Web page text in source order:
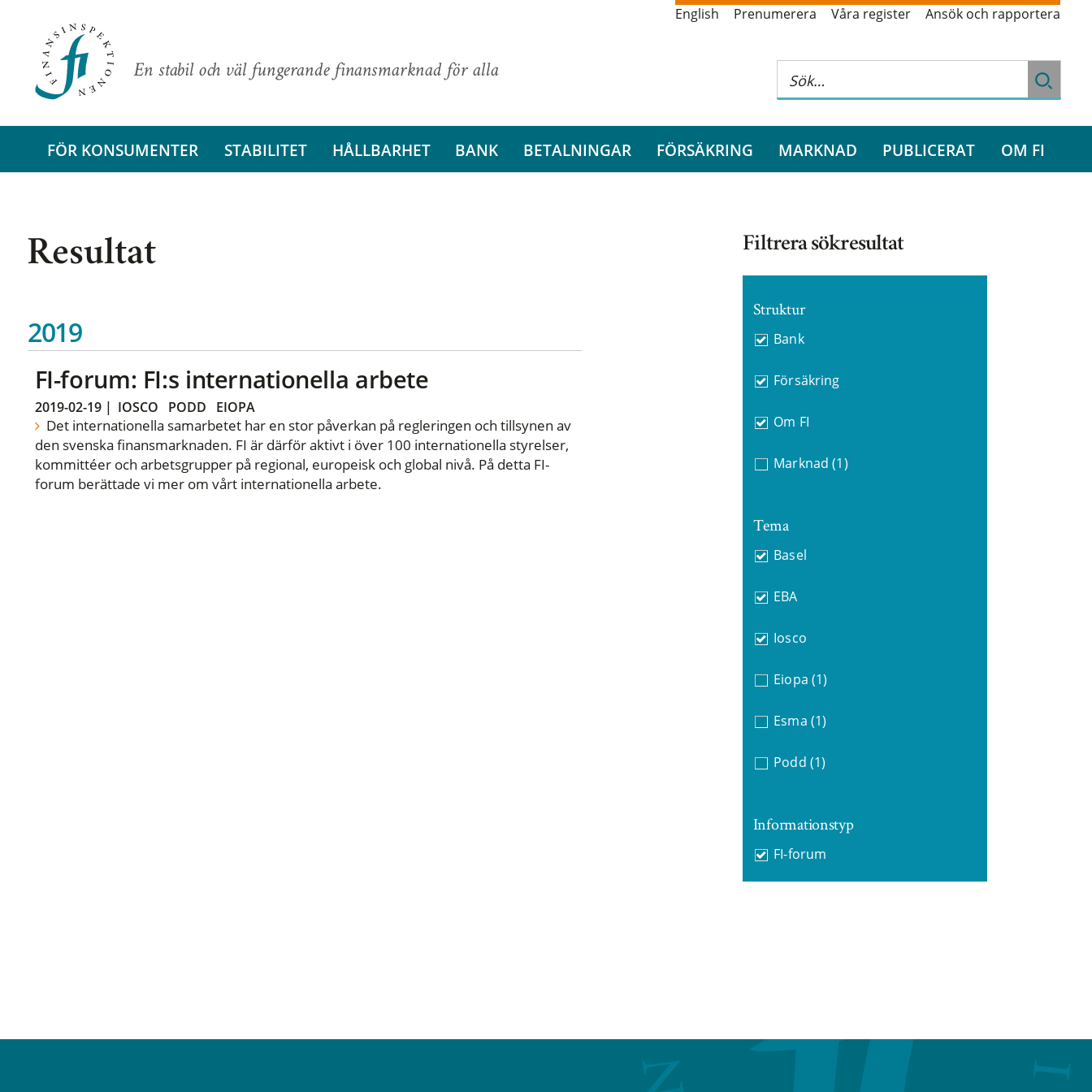
En stabil och väl fungerande finansmarknad för alla
English Prenumerera Våra register Ansök och rapportera
FÖR KONSUMENTER STABILITET HÅLLBARHET BANK BETALNINGAR FÖRSÄKRING MARKNAD PUBLICERAT OM FI
Resultat
2019
FI-forum: FI:s internationella arbete
2019-02-19| IOSCO PODD EIOPA
Det internationella samarbetet har en stor påverkan på regleringen och tillsynen av
den svenska finansmarknaden. FI är därför aktivt i över 100 internationella styrelser,
kommittéer och arbetsgrupper på regional, europeisk och global nivå. På detta FI-
forum berättade vi mer om vårt internationella arbete.
Filtrera sökresultat
Struktur
Bank
Försäkring
Om FI
Marknad (1)
Tema
Basel
EBA
Iosco
Eiopa (1)
Esma (1)
Podd (1)
Informationstyp
FI-forum